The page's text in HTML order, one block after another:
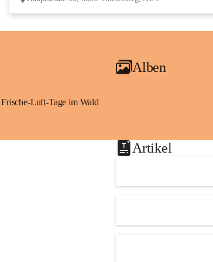
Alben
Frische-Luft-Tage im Wald
Artikel